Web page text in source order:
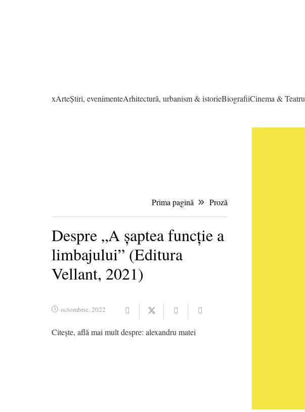
xArteȘtiri, evenimenteArhitectură, urbanism & istorieBiografiiCinema & Teatru
Prima pagină Proză
Despre „A șaptea funcție a
limbajului” (Editura
Vellant, 2021)
octombrie, 2022
Citește, află mai mult despre: alexandru matei